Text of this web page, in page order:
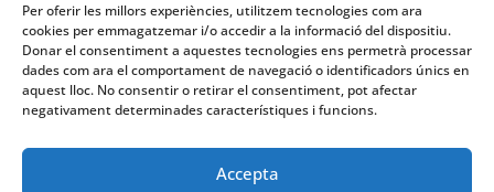
Per oferir les millors experiències, utilitzem tecnologies com ara
cookies per emmagatzemar i/o accedir a la informació del dispositiu.
Donar el consentiment a aquestes tecnologies ens permetrà processar
dades com ara el comportament de navegació o identificadors únics en
aquest lloc. No consentir o retirar el consentiment, pot afectar
negativament determinades característiques i funcions.
Accepta